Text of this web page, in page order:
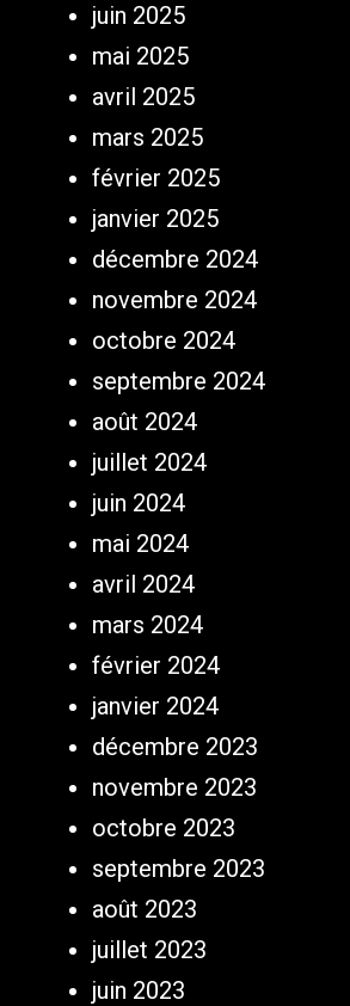
juin 2025
mai 2025
avril 2025
mars 2025
février 2025
janvier 2025
décembre 2024
novembre 2024
octobre 2024
septembre 2024
août 2024
juillet 2024
juin 2024
mai 2024
avril 2024
mars 2024
février 2024
janvier 2024
décembre 2023
novembre 2023
octobre 2023
septembre 2023
août 2023
juillet 2023
juin 2023